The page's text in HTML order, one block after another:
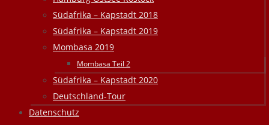
Südafrika – Kapstadt 2018
Südafrika – Kapstadt 2019
Mombasa 2019
Mombasa Teil 2
Südafrika – Kapstadt 2020
Deutschland-Tour
Datenschutz